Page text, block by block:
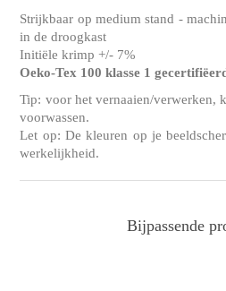
Strijkbaar op medium stand -
in de droogkast
Initiële krimp +/- 7%
Oeko-Tex 100 klasse 1
Tip: voor het vernaaien/verwerken,
voorwassen.
Let op: De kleuren op je
werkelijkheid.
Bijpassende